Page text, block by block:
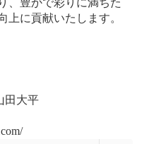
上に貢献いたします。
田大平